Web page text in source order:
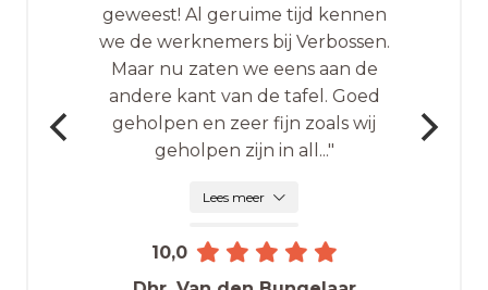
geweest! Al geruime tijd kennen
we de werknemers bij Verbossen.
Maar nu zaten we eens aan de
andere kant van de tafel. Goed
geholpen en zeer fijn zoals wij
geholpen zijn in all ..."
Lees meer
10,0